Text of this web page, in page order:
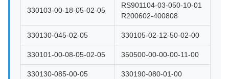
330103-00-18-05-02-05
RS901104-03-050-10-01
R200602-400808
330130-045-02-05 330105-02-12-50-02-00
330101-00-08-05-02-05 350500-00-00-00-11-00
330130-085-00-05 330190-080-01-00